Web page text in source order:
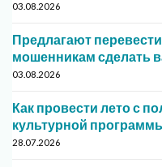
03.08.2026
Предлагают
мошенникам сделать
03.08.2026
Как провести лето с
культурной
28.07.2026